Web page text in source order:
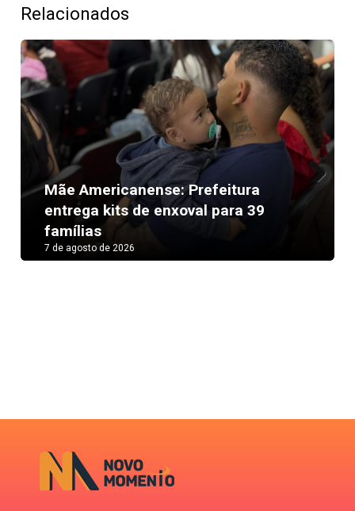
Relacionados
Mãe Americanense: Prefeitura
entrega kits de enxoval para 39
famílias
7 de agosto de 2026